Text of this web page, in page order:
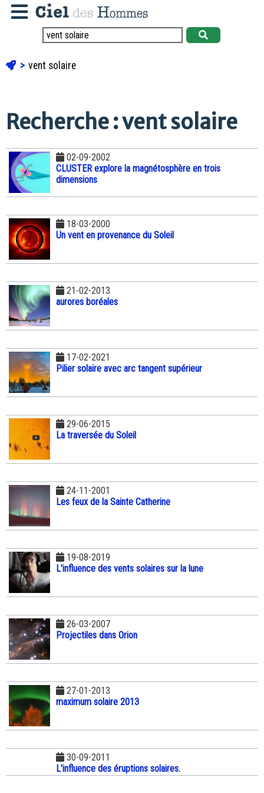
vent solaire
Recherche : vent solaire
02-09-2002
CLUSTER explore la magnétosphère en trois
dimensions
18-03-2000
Un vent en provenance du Soleil
21-02-2013
aurores boréales
17-02-2021
Pilier solaire avec arc tangent supérieur
29-06-2015
La traversée du Soleil
24-11-2001
Les feux de la Sainte Catherine
19-08-2019
L'influence des vents solaires sur la lune
26-03-2007
Projectiles dans Orion
27-01-2013
maximum solaire 2013
30-09-2011
L'influence des éruptions solaires.